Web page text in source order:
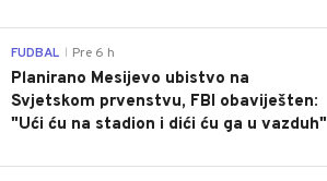
FUDBAL Pre 6 h
Planirano Mesijevo ubistvo na
Svjetskom prvenstvu, FBI obaviješten:
"Ući ću na stadion i dići ću ga u vazduh"